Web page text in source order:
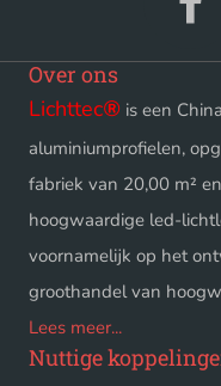
Over ons
Lichttec® is een
aluminiumprofielen,
fabriek van 20,00 m²
hoogwaardige led-
voornamelijk op het
groothandel van
Lees meer...
Nuttige